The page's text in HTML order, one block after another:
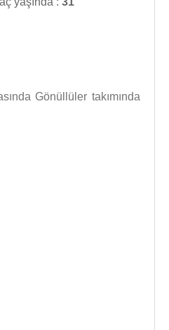
Gönüllüler takımında